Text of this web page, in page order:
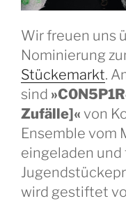
Wir freuen uns
Nominierung
Stückemarkt.
sind
Zufälle]« von
Ensemble vom
eingeladen und
wird gestiftet